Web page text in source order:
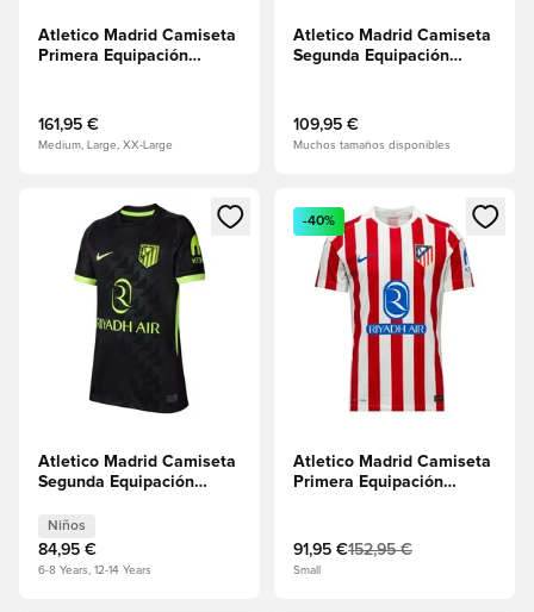
Atletico Madrid Camiseta
Primera Equipación
161,95 €
Medium, Large, XX-Large
Atletico Madrid Camiseta
Segunda Equipación
109,95 €
Muchos tamaños disponibles
Abre un modal para iniciar sesión o registrarse como
Atletico Madrid Camiseta
Segunda Equipación
Niños
84,95 €
6-8 Years, 12-14 Years
Abre un modal para iniciar
-40%
Atletico Madrid Camiseta
Primera Equipación
91,95 €152,95 €
Small